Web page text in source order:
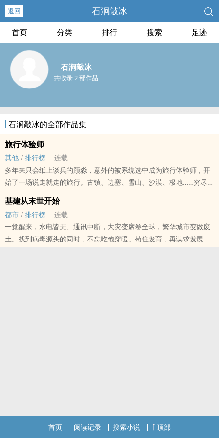
返回 石涧敲冰
首页 分类 排行 搜索 足迹
石涧敲冰
共收录 2 部作品
石涧敲冰的全部作品集
旅行体验师
其他 / 排行榜
连载
多年来只会纸上谈兵的顾淼，意外的被系统选中成为旅行体验师，开
始了一场说走就走的旅行。古镇、边塞、雪山、沙漠、极地……穷尽世
靠谱。系统罢工的时候，还是要靠自己。========提前排雷：1、男
主不是靠系统附体开无敌挂，也不是被系统推着走的傀儡。2、没有太
多装逼打......
基建从末世开始
都市 / 排行榜
连载
一觉醒来，水电皆无、通讯中断，大灾变席卷全球，繁华城市变做废
土。找到病毒源头的同时，不忘吃饱穿暖。苟住发育，再谋求发展。
首页 阅读记录 搜索小说 顶部